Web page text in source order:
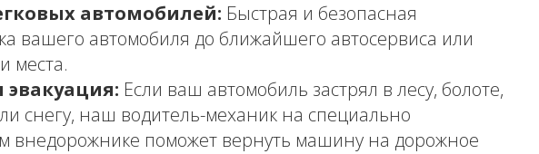
автомобилей: Быстрая и безопасная
вашего автомобиля до ближайшего автосервиса или
места.
Если ваш автомобиль застрял в лесу, болоте,
снегу, наш водитель-механик на специально
внедорожнике поможет вернуть машину на дорожное